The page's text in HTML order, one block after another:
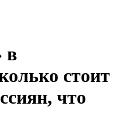
в
стоит
что